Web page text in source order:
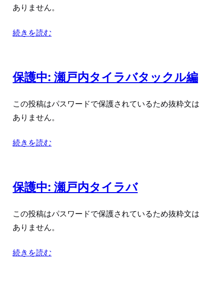
ありません。
続きを読む
保護中: 瀬戸内タイラバタックル編
この投稿はパスワードで保護されているため抜粋文は
ありません。
続きを読む
保護中: 瀬戸内タイラバ
この投稿はパスワードで保護されているため抜粋文は
ありません。
続きを読む